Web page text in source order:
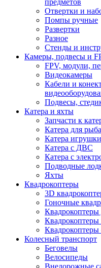
предметов
Отвертки и
Помпы ручные
Развертки
Разное
Стенды и
Камеры, подвесы и
FPV, модули,
Видеокамеры
Кабели и
Подвесы,
Катера и яхты
Запчасти к
Катера для
Катера игрушки
Катера с ДВС
Катера с
Подводные
Яхты
Квадрокоптеры
3D
Гоночные
Квадрокоптеры
Квадрокоптеры
Колесный транспорт
Беговелы
Велосипеды
Внедорожные